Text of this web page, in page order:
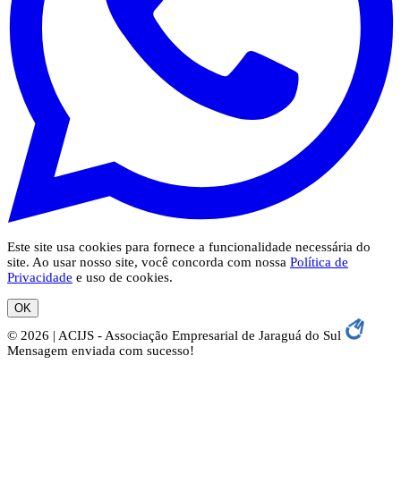
Este site usa cookies para fornece a funcionalidade necessária do
site. Ao usar nosso site, você concorda com nossa Política de
Privacidade e uso de cookies.
OK
© 2026 | ACIJS - Associação Empresarial de Jaraguá do Sul
Mensagem enviada com sucesso!